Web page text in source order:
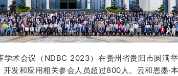
术会议（NDBC 2023）在贵州省贵阳市圆满
发和应用相关参会人员超过800人。云和恩墨·